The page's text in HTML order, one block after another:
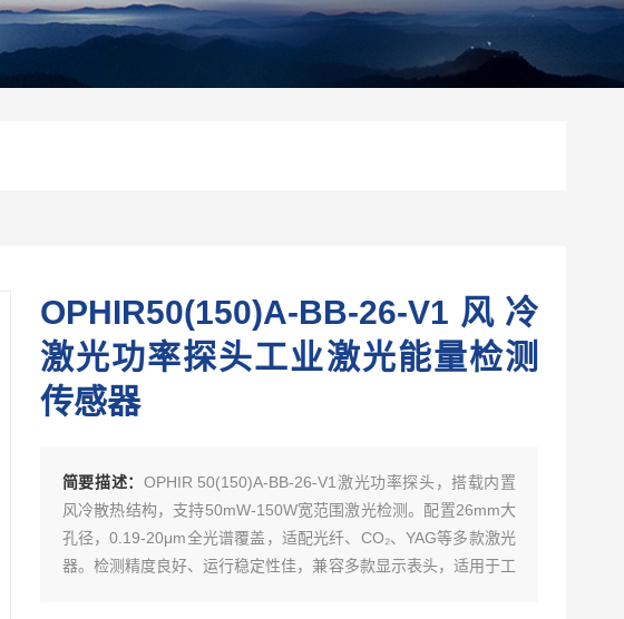
OPHIR50(150)A-BB-26-V1风冷
激光功率探头工业激光能量检测
传感器
简要描述： OPHIR 50(150)A-BB-26-V1激光功率探头，搭载内置
风冷散热结构，支持50mW-150W宽范围激光检测。配置26mm大
孔径，0.19-20μm全光谱覆盖，适配光纤、CO₂、YAG等多款激光
器。检测精度良好、运行稳定性佳，兼容多款显示表头，适用于工